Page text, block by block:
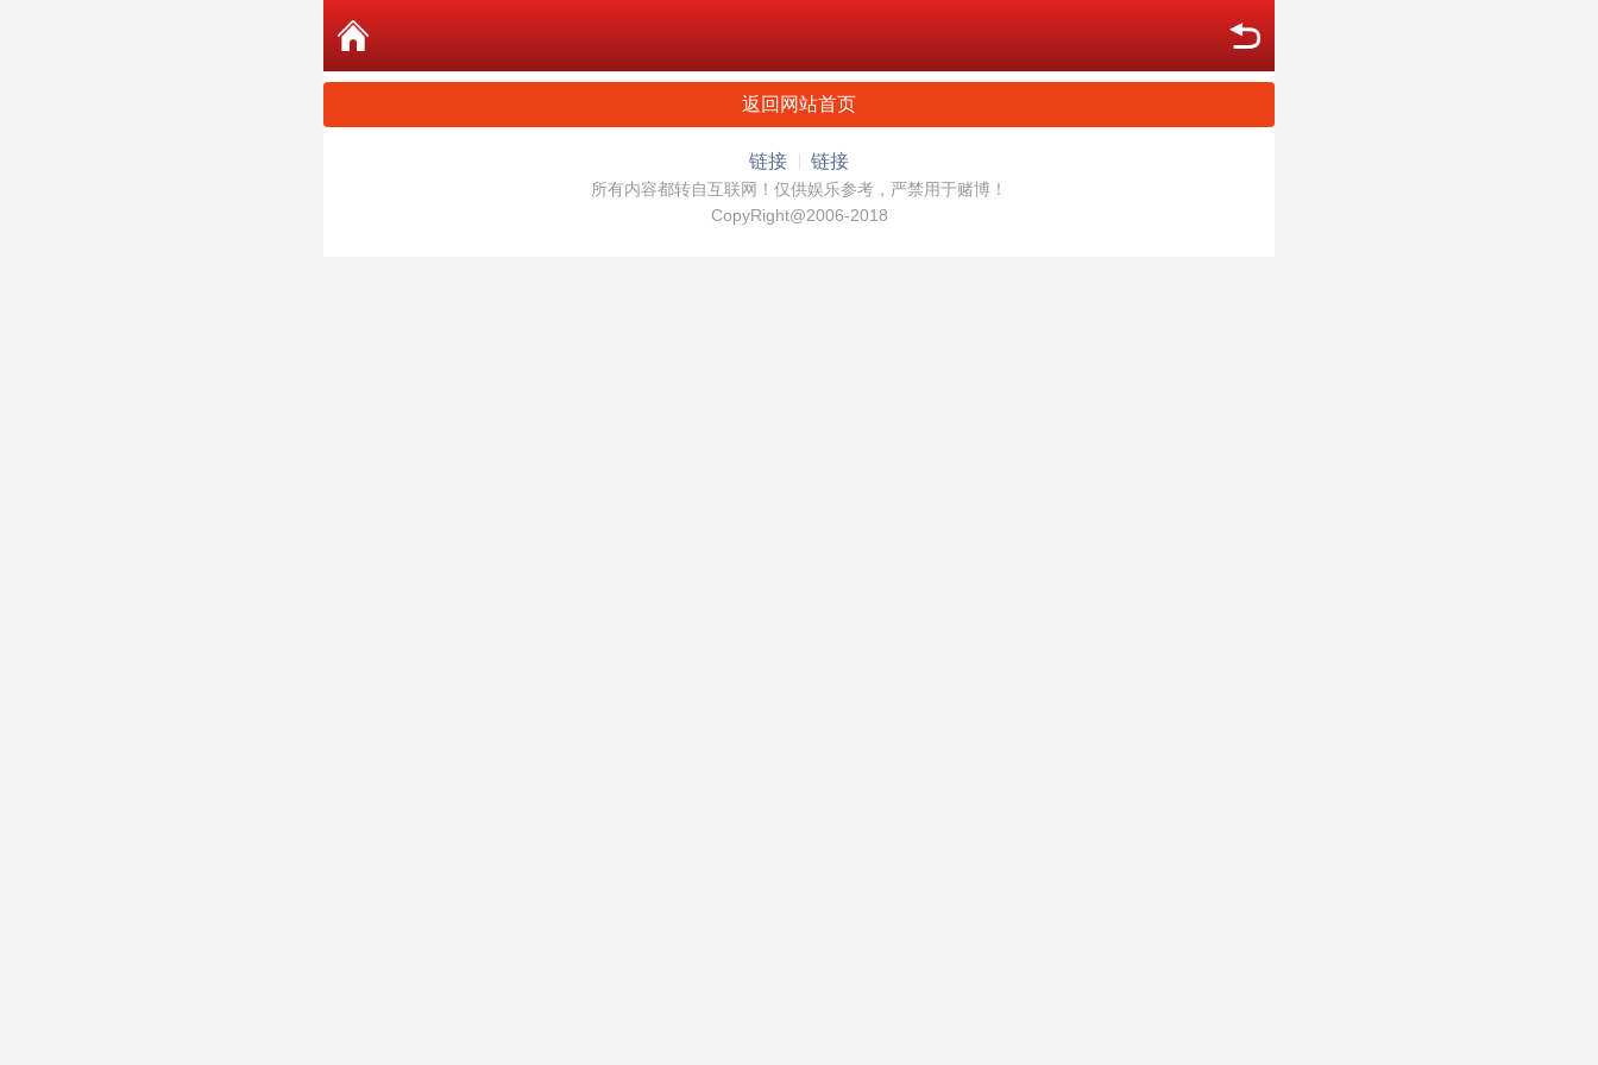
返回网站首页
链接 链接
所有内容都转自互联网！仅供娱乐参考，严禁用于赌博！
CopyRight@2006-2018